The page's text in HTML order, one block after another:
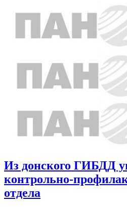
Из донского ГИБДД
контрольно-
отдела